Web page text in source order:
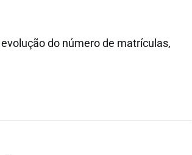
do número de matrículas,